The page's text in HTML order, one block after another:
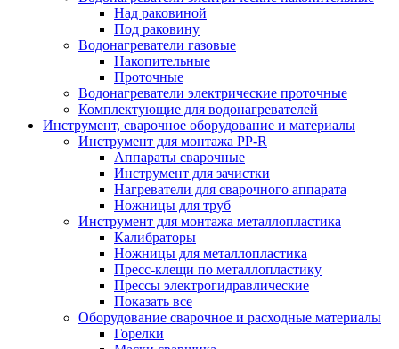
Над раковиной
Под раковину
Водонагреватели газовые
Накопительные
Проточные
Водонагреватели электрические проточные
Комплектующие для водонагревателей
Инструмент, сварочное оборудование и материалы
Инструмент для монтажа PP-R
Аппараты сварочные
Инструмент для зачистки
Нагреватели для сварочного аппарата
Ножницы для труб
Инструмент для монтажа металлопластика
Калибраторы
Ножницы для металлопластика
Пресс-клещи по металлопластику
Прессы электрогидравлические
Показать все
Оборудование сварочное и расходные материалы
Горелки